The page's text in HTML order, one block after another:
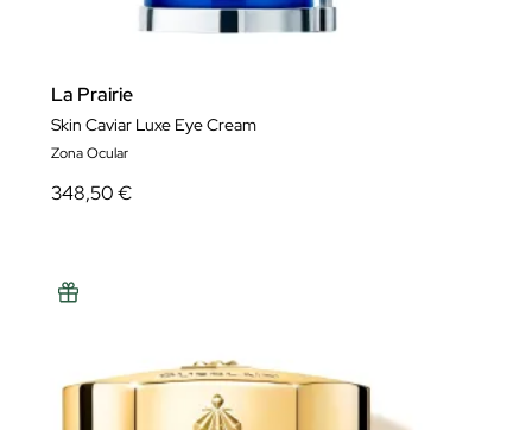
La Prairie
Skin Caviar Luxe Eye Cream
Zona Ocular
348,50 €